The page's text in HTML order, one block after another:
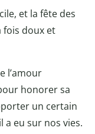
et la fête des
fois doux et
l’amour
honorer sa
un certain
a eu sur nos vies.